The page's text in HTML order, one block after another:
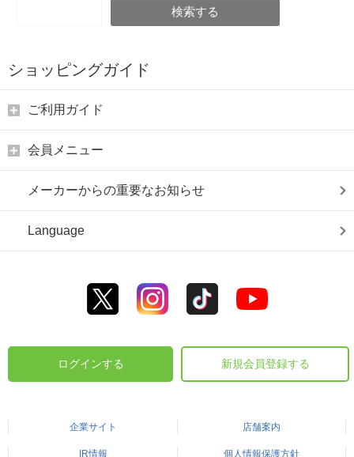
検索する
ショッピングガイド
ご利用ガイド
会員メニュー
メーカーからの重要なお知らせ
Language
ログインする 新規会員登録する
企業サイト 店舗案内
IR情報 個人情報保護方針